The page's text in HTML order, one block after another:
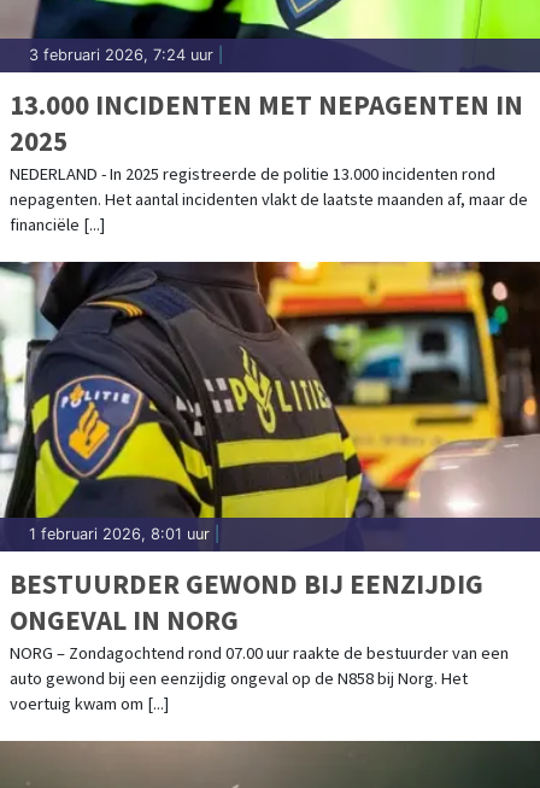
3 februari 2026, 7:24 uur
13.000 INCIDENTEN MET NEPAGENTEN IN
2025
NEDERLAND - In 2025 registreerde de politie 13.000 incidenten rond
nepagenten. Het aantal incidenten vlakt de laatste maanden af, maar de
financiële [...]
1 februari 2026, 8:01 uur
BESTUURDER GEWOND BIJ EENZIJDIG
ONGEVAL IN NORG
NORG – Zondagochtend rond 07.00 uur raakte de bestuurder van een
auto gewond bij een eenzijdig ongeval op de N858 bij Norg. Het
voertuig kwam om [...]